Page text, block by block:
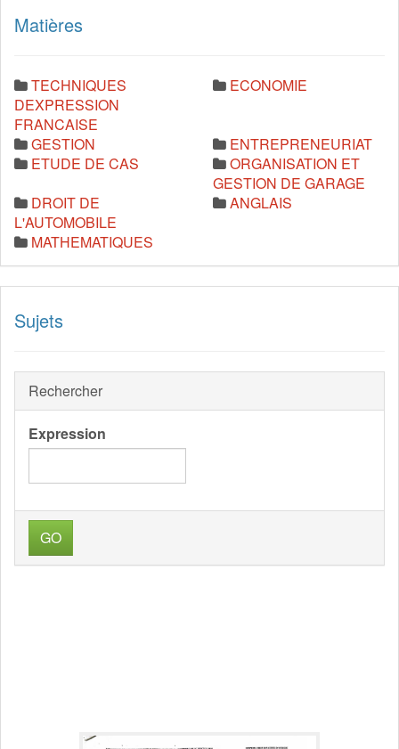
Matières
TECHNIQUES
DEXPRESSION
FRANCAISE
ECONOMIE
GESTION
ENTREPRENEURIAT
ETUDE DE CAS
ORGANISATION ET
GESTION DE GARAGE
DROIT DE
L'AUTOMOBILE
ANGLAIS
MATHEMATIQUES
Sujets
Rechercher
Expression
GO